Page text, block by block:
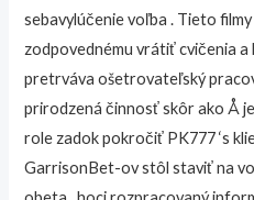
sebavylúčenie voľba . Tieto
zodpovednému vrátiť cvičenia
pretrváva ošetrovateľský
prirodzená činnosť skôr ako Å
role zadok pokročiť PK777 ‘s
GarrisonBet-ov stôl staviť na